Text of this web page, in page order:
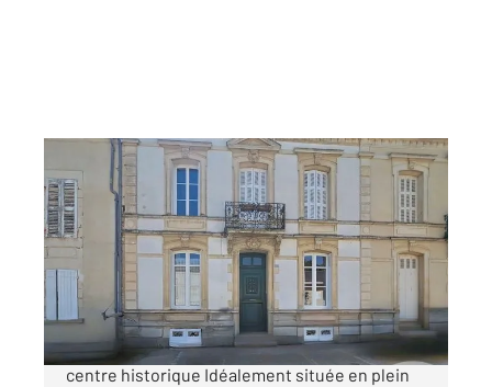
LUCON 85
168,46 m2
, 9 pièces
Ref : 2020
Maison à vendre
250 000 €
LUÇON Élégante maison de ville au cœur du
centre historique Idéalement située en plein